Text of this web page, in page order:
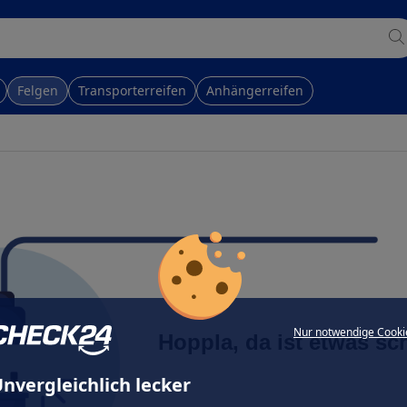
Nur notwendige
lecker
Felgen Transporterreifen Anhängerreifen
Hoppla, da ist etwas